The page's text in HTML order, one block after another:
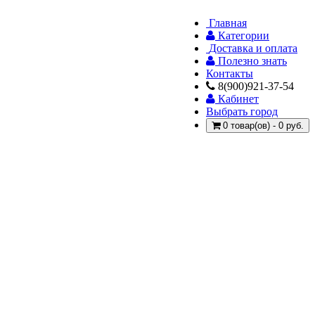
Главная
Категории
Доставка и оплата
Полезно знать
Контакты
8(900)921-37-54
Кабинет
Выбрать город
0 товар(ов) - 0 руб.